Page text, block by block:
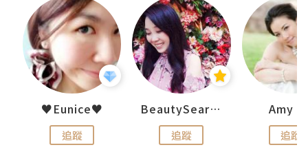
♥Eunice♥
追蹤
BeautySearch
追蹤
Amy
追蹤